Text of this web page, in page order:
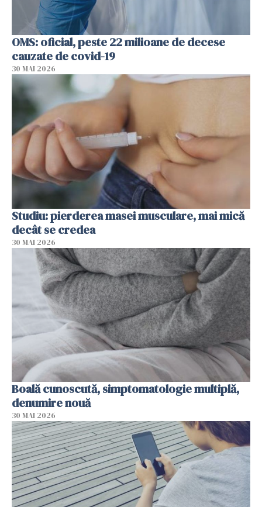
OMS: oficial, peste 22 milioane de decese
cauzate de covid-19
30 MAI 2026
Studiu: pierderea masei musculare, mai mică
decât se credea
30 MAI 2026
Boală cunoscută, simptomatologie multiplă,
denumire nouă
30 MAI 2026